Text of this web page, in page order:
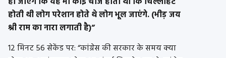
होती थी लोग परेशान होते थे लोग भूल जाएंगे. (भीड़ जय
श्री राम का नारा लगाती है)”
12 मिनट 56 सेकेंड पर: “कांग्रेस की सरकार के समय क्या